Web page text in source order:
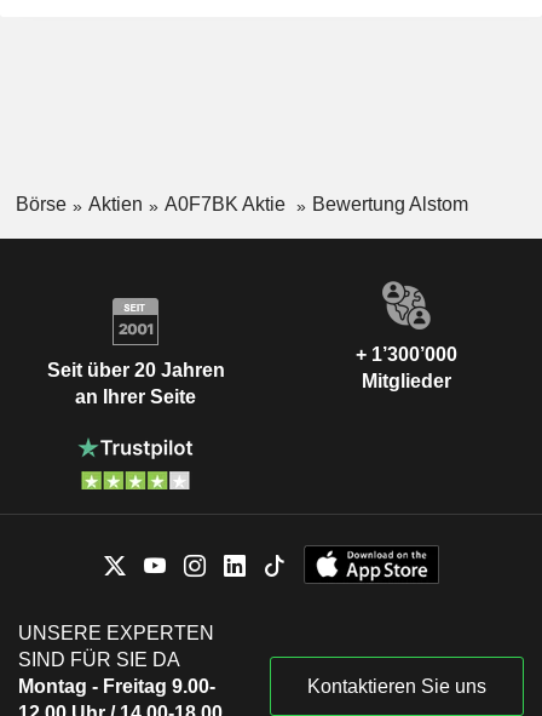
Börse Aktien A0F7BK Aktie Bewertung Alstom
Seit über 20 Jahren
an Ihrer Seite
+ 1’300’000
Mitglieder
UNSERE EXPERTEN
SIND FÜR SIE DA
Montag - Freitag 9.00-
Kontaktieren Sie uns